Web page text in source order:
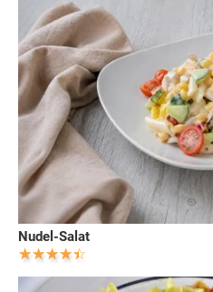
Nudel-Salat